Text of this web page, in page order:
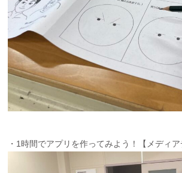
・1時間でアプリを作ってみよう！【メディア